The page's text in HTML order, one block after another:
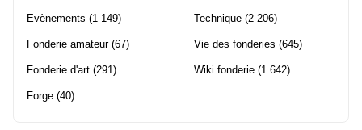
Evènements (1 149)
Fonderie amateur(67)
Fonderie d'art (291)
Forge (40)
Technique (2 206)
Vie des fonderies (645)
Wiki fonderie (1 642)